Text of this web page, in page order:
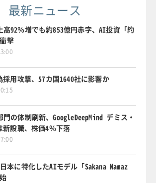
最新ニュース
高92％増でも約853億円赤字、AI投資「約
撃
用攻撃、57カ国1640社に影響か
門の体制刷新、GoogleDeepMind デミス・
新設職、株価4％下落
本に特化したAIモデル「Sakana Namaz